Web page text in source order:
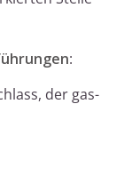
:
der gas-